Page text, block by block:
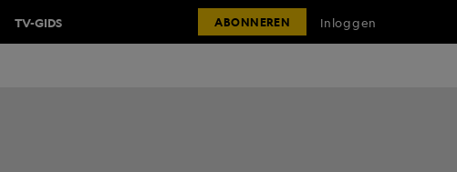
TV-GIDS ABONNEREN Inloggen